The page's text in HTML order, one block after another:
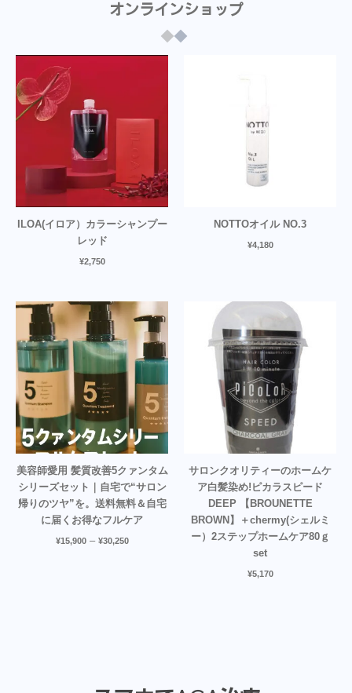
オンラインショップ
ILOA(イロア）カラーシャンプー
レッド
¥2,750
NOTTOオイル NO.3
¥4,180
美容師愛用 髪質改善5クァンタム
シリーズセット｜自宅で“サロン
帰りのツヤ”を。送料無料＆自宅
に届くお得なフルケア
¥15,900 – ¥30,250
サロンクオリティーのホームケ
ア白髪染め!ピカラスピード
DEEP 【BROUNETTE
BROWN】＋chermy(シェルミ
ー）2ステップホームケア80ｇ
set
¥5,170